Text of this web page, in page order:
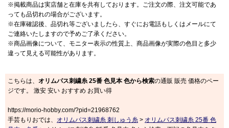
※掲載商品は実店舗と在庫を共有しております。ご注文の際、注文可能であ
っても品切れの場合がございます。
※在庫確認後、品切れ等ございましたら、すぐにお電話もしくはメールにて
ご連絡いたしますので予めご了承ください。
※商品画像について、モニター表示の性質上、商品画像が実際の色目と多少
違って見える可能性があります。
こちらは、 オリムパス刺繍糸 25番 色見本 色から検索の通販 販売 価格のペー
ジです。 激安 安い おすすめ お買い得
https://morio-hobby.com/?pid=21968762
手芸もりおでは、 オリムパス刺繍糸 刺しゅう糸 > オリムパス刺繍糸 25番 色